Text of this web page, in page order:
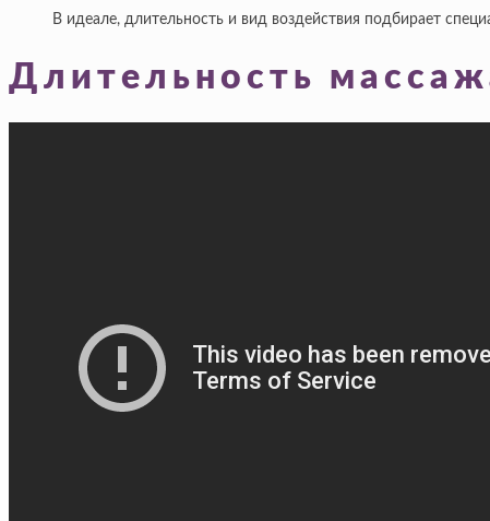
В идеале, длительность и вид воздействия подбирает
Длительность